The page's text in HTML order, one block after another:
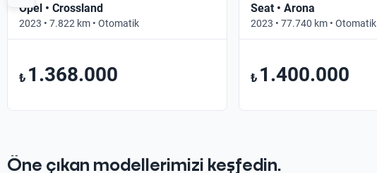
Opel • Crossland
2023 • 7.822 km • Otomatik
₺ 1.368.000
Seat • Arona
2023 • 77.740 km • Otomatik
₺ 1.400.000
Öne çıkan modellerimizi keşfedin.